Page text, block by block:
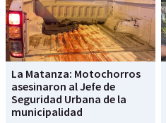
La Matanza: Motochorros
asesinaron al Jefe de
Seguridad Urbana de la
municipalidad